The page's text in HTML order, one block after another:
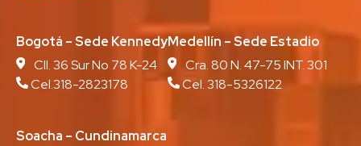
Bogotá – Sede Kennedy
Cll. 36 Sur No 78 K-24
Cel.318-2823178
Medellín – Sede Estadio
Cra. 80 N. 47-75 INT. 301
Cel. 318-5326122
Soacha – Cundinamarca